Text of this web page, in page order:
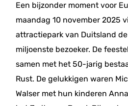
Een bijzonder moment voor
maandag 10 november 2025
attractiepark van Duitsland
miljoenste bezoeker. De
samen met het 50-jarig
Rust. De gelukkigen waren
Walser met hun kinderen